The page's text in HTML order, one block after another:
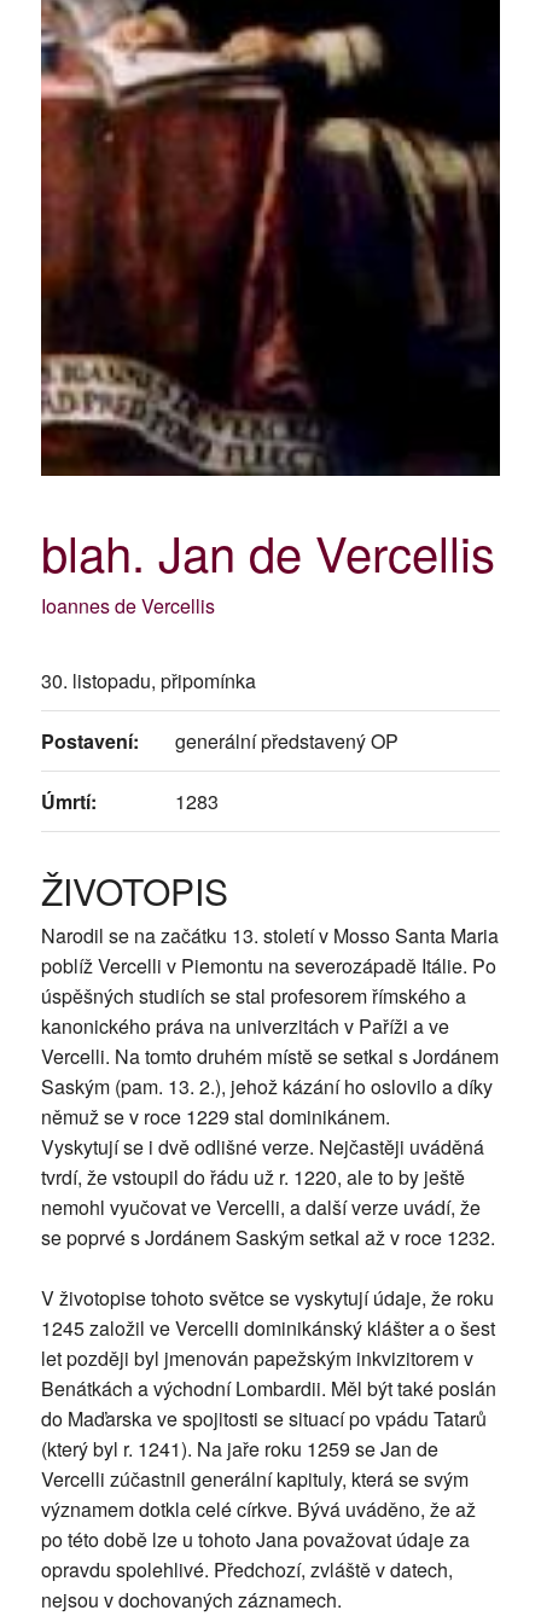
blah. Jan de Vercellis
Ioannes de Vercellis
30. listopadu, připomínka
Postavení: generální představený OP
Úmrtí: 1283
ŽIVOTOPIS
Narodil se na začátku 13. století v Mosso Santa Maria
poblíž Vercelli v Piemontu na severozápadě Itálie. Po
úspěšných studiích se stal profesorem římského a
kanonického práva na univerzitách v Paříži a ve
Vercelli. Na tomto druhém místě se setkal s Jordánem
Saským (pam. 13. 2.), jehož kázání ho oslovilo a díky
němuž se v roce 1229 stal dominikánem.
Vyskytují se i dvě odlišné verze. Nejčastěji uváděná
tvrdí, že vstoupil do řádu už r. 1220, ale to by ještě
nemohl vyučovat ve Vercelli, a další verze uvádí, že
se poprvé s Jordánem Saským setkal až v roce 1232.
V životopise tohoto světce se vyskytují údaje, že roku
1245 založil ve Vercelli dominikánský klášter a o šest
let později byl jmenován papežským inkvizitorem v
Benátkách a východní Lombardii. Měl být také poslán
do Maďarska ve spojitosti se situací po vpádu Tatarů
(který byl r. 1241). Na jaře roku 1259 se Jan de
Vercelli zúčastnil generální kapituly, která se svým
významem dotkla celé církve. Bývá uváděno, že až
po této době lze u tohoto Jana považovat údaje za
opravdu spolehlivé. Předchozí, zvláště v datech,
nejsou v dochovaných záznamech.